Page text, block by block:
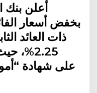
أعلن بنك
بخفض أسعار
ذات العائد